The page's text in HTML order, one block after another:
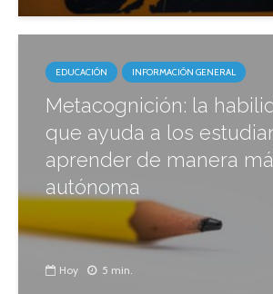
EDUCACIÓN INFORMACIÓN GENERAL
Metacognición: la
que ayuda a los
aprender de manera
autónoma
Hoy 5 min.